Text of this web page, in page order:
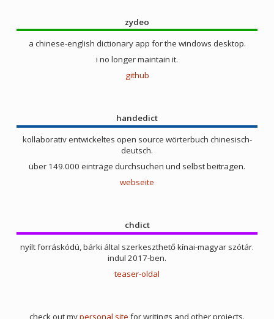
zydeo
a chinese-english dictionary app for the windows desktop.
i no longer maintain it.
github
handedict
kollaborativ entwickeltes open source wörterbuch chinesisch-
deutsch.
über 149.000 einträge durchsuchen und selbst beitragen.
webseite
chdict
nyílt forráskódú, bárki által szerkeszthető kínai-magyar szótár.
indul 2017-ben.
teaser-oldal
check out mypersonal site for writings and other projects.